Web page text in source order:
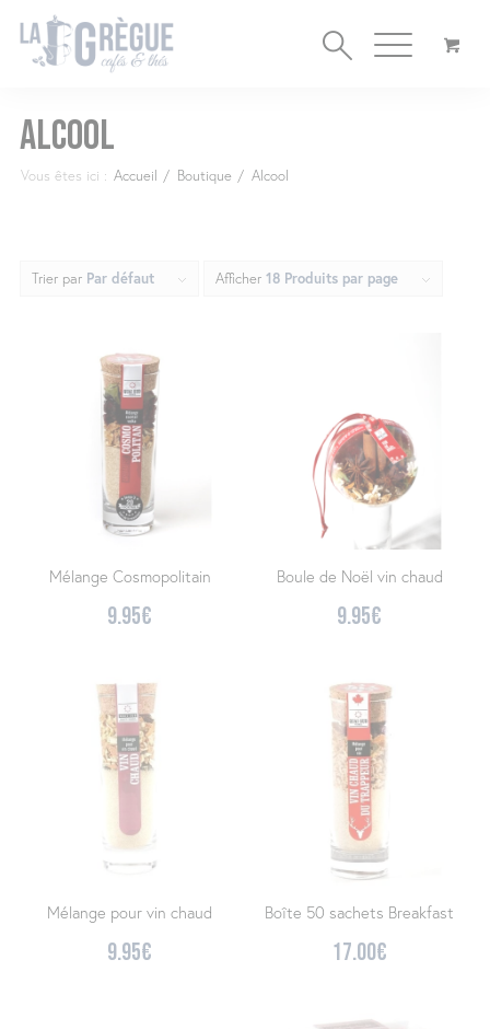
Alcool
Vous êtes ici : Accueil / Boutique / Alcool
Trier par Par défaut Afficher 18 Produits par page
Mélange Cosmopolitain
9.95€
Boule de Noël vin chaud
9.95€
Mélange pour vin chaud
9.95€
Boîte 50 sachets Breakfast
17.00€